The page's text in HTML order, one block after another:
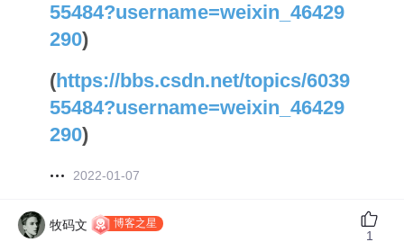
55484?username=weixin_46429
290)
(https://bbs.csdn.net/topics/6039
55484?username=weixin_46429
290)
2022-01-07
牧码文 博客之星
1